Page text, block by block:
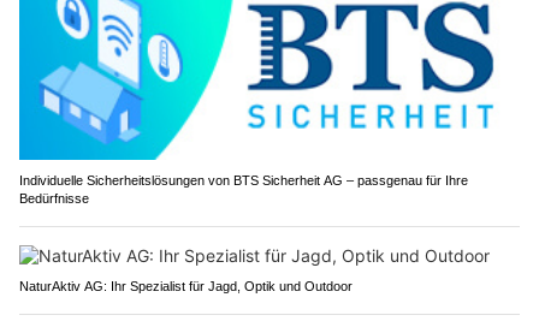
Individuelle Sicherheitslösungen von BTS Sicherheit AG – passgenau für Ihre
Bedürfnisse
NaturAktiv AG: Ihr Spezialist für Jagd, Optik und Outdoor